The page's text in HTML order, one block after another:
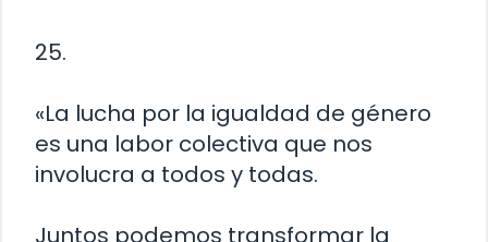
25.
«La lucha por la igualdad de género
es una labor colectiva que nos
involucra a todos y todas.
Juntos podemos transformar la